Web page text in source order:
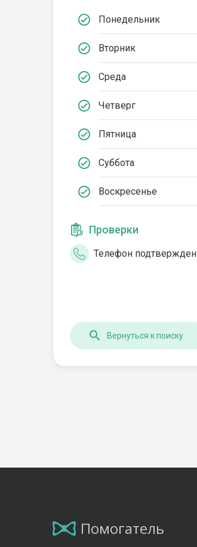
Понедельник
Вторник
Среда
Четверг
Пятница
Суббота
Воскресенье
Проверки
Телефон подтвержден
Вернуться к поиску
Помогатель